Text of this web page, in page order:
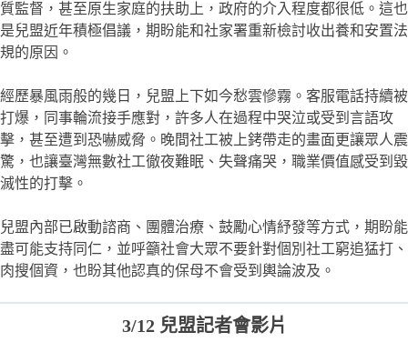
質監督，甚至原生家庭的扶助上，政府的介入程度都很低。這也
是兒盟近年積極倡議，期盼能和社家署重新檢討收出養和安置法
規的原因。
經歷暴風雨般的幾日，兒盟上下如今愁雲慘霧。客服電話持續被
打爆，同事輪流接手應對，許多人在過程中哭泣或受到言語攻
擊，甚至遭到恐嚇威脅。晚間社工被上銬帶走的畫面更讓眾人震
驚，也讓臺灣無數社工徹夜難眠、失聲痛哭，職業價值感受到毀
滅性的打擊。
兒盟內部已啟動諮商、團體治療、鼓勵心情紓發等方式，期盼能
盡可能支持同仁，並呼籲社會大眾不要針對個別社工窮追猛打、
肉搜個資，也盼其他認真的保母不會受到輿論波及。
3/12 兒盟記者會影片